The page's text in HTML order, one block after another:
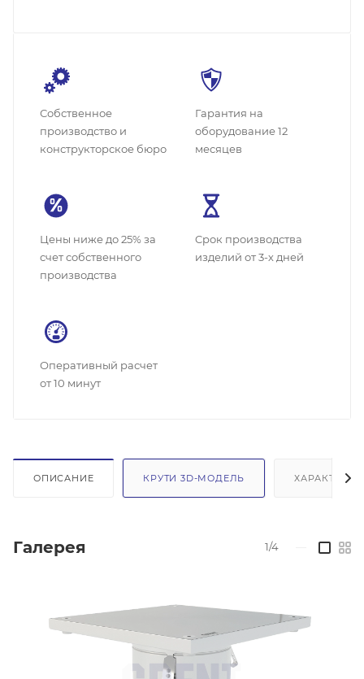
Собственное
производство и
конструкторское бюро
Гарантия на
оборудование 12
месяцев
Цены ниже до 25% за
счет собственного
производства
Cрок производства
изделий от 3-х дней
Оперативный расчет
от 10 минут
ОПИСАНИЕ КРУТИ 3D-МОДЕЛЬ
Галерея 1/4